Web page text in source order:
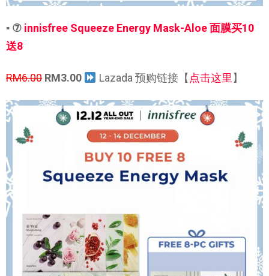
▪ ⑦ innisfree Squeeze Energy Mask-Aloe 面膜买10
送8
RM6.00 RM3.00 Lazada 预购链接【 点击这里 】